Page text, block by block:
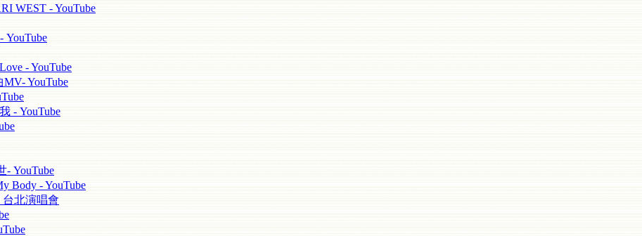
WEST - YouTube
YouTube
- YouTube
YouTube
- YouTube
- YouTube
Body - YouTube
台北演唱會